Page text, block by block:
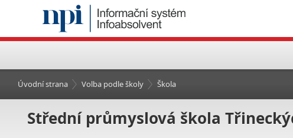
Úvodní strana Volba podle školy Škola
Střední průmyslová škola